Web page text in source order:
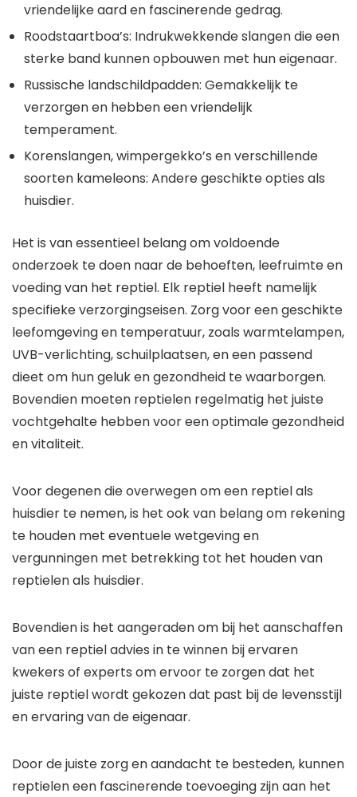
vriendelijke aard en fascinerende gedrag.
Roodstaartboa’s: Indrukwekkende slangen die een
sterke band kunnen opbouwen met hun eigenaar.
Russische landschildpadden: Gemakkelijk te
verzorgen en hebben een vriendelijk
temperament.
Korenslangen, wimpergekko’s en verschillende
soorten kameleons: Andere geschikte opties als
huisdier.
Het is van essentieel belang om voldoende
onderzoek te doen naar de behoeften, leefruimte en
voeding van het reptiel. Elk reptiel heeft namelijk
specifieke verzorgingseisen. Zorg voor een geschikte
leefomgeving en temperatuur, zoals warmtelampen,
UVB-verlichting, schuilplaatsen, en een passend
dieet om hun geluk en gezondheid te waarborgen.
Bovendien moeten reptielen regelmatig het juiste
vochtgehalte hebben voor een optimale gezondheid
en vitaliteit.
Voor degenen die overwegen om een reptiel als
huisdier te nemen, is het ook van belang om rekening
te houden met eventuele wetgeving en
vergunningen met betrekking tot het houden van
reptielen als huisdier.
Bovendien is het aangeraden om bij het aanschaffen
van een reptiel advies in te winnen bij ervaren
kwekers of experts om ervoor te zorgen dat het
juiste reptiel wordt gekozen dat past bij de levensstijl
en ervaring van de eigenaar.
Door de juiste zorg en aandacht te besteden, kunnen
reptielen een fascinerende toevoeging zijn aan het